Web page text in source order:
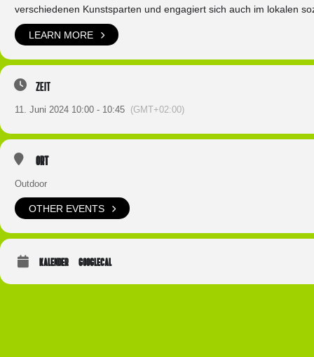
verschiedenen Kunstsparten und engagiert sich auch im lokalen
LEARN MORE
Zeit
11. Juni 2024 10:00 - 10:45 (GMT+02:00)
Ort
Outdoor
OTHER EVENTS
KALENDER GOOGLECAL